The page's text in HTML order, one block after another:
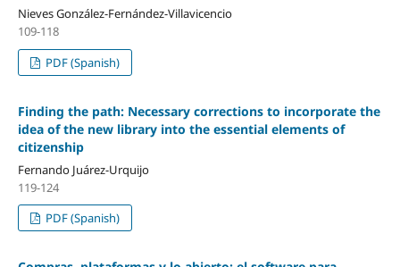
Nieves González-Fernández-Villavicencio
109-118
PDF (Spanish)
Finding the path: Necessary corrections to incorporate the
idea of the new library into the essential elements of
citizenship
Fernando Juárez-Urquijo
119-124
PDF (Spanish)